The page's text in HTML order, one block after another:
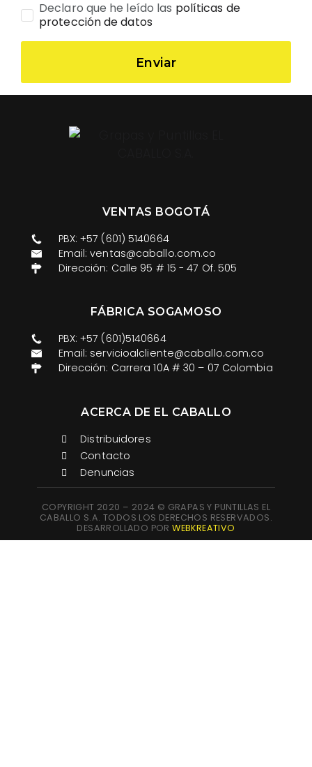
Declaro que he leído las políticas de
protección de datos
Enviar
VENTAS BOGOTÁ
PBX: +57 (601) 5140664
Email: ventas@caballo.com.co​
Dirección: Calle 95 # 15 - 47 Of. 505
FÁBRICA SOGAMOSO
PBX: +57 (601)5140664
Email: servicioalcliente@caballo.com.co
Dirección: Carrera 10A # 30 – 07 Colombia
ACERCA DE EL CABALLO
Distribuidores
Contacto
Denuncias
COPYRIGHT 2020 – 2024 © GRAPAS Y PUNTILLAS EL
CABALLO S.A. TODOS LOS DERECHOS RESERVADOS.
DESARROLLADO PORWEBKREATIVO